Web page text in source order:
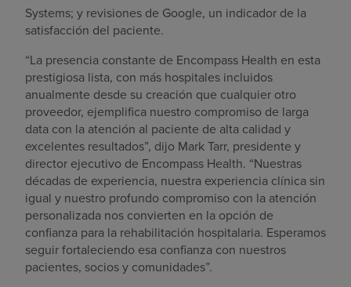
Systems; y revisiones de Google, un indicador de la
satisfacción del paciente.
“La presencia constante de Encompass Health en esta
prestigiosa lista, con más hospitales incluidos
anualmente desde su creación que cualquier otro
proveedor, ejemplifica nuestro compromiso de larga
data con la atención al paciente de alta calidad y
excelentes resultados”, dijo Mark Tarr, presidente y
director ejecutivo de Encompass Health. “Nuestras
décadas de experiencia, nuestra experiencia clínica sin
igual y nuestro profundo compromiso con la atención
personalizada nos convierten en la opción de
confianza para la rehabilitación hospitalaria. Esperamos
seguir fortaleciendo esa confianza con nuestros
pacientes, socios y comunidades”.